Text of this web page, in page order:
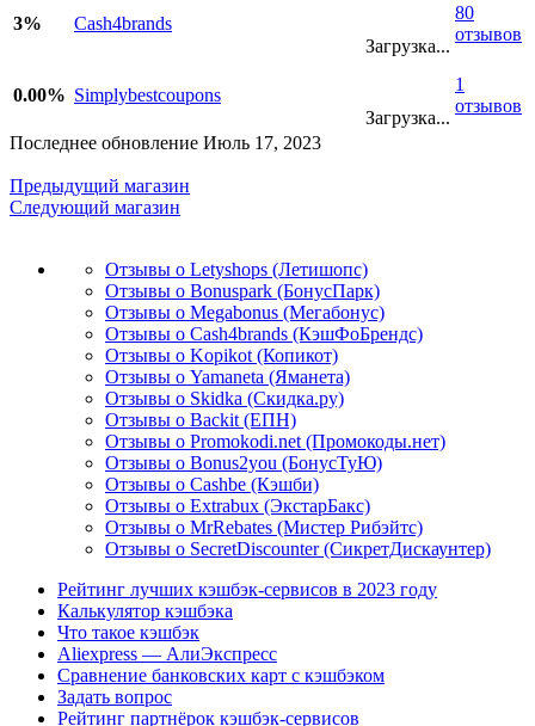
3%
Cash4brands
Загрузка...
80
отзывов
0.00% Simplybestcoupons
Загрузка...
1
отзывов
Последнее обновление Июль 17, 2023
Предыдущий магазин
Следующий магазин
Отзывы о Letyshops (Летишопс)
Отзывы о Bonuspark (БонусПарк)
Отзывы о Megabonus (Мегабонус)
Отзывы о Cash4brands (КэшФоБрендс)
Отзывы о Kopikot (Копикот)
Отзывы о Yamaneta (Яманета)
Отзывы о Skidka (Скидка.ру)
Отзывы о Backit (ЕПН)
Отзывы о Promokodi.net (Промокоды.нет)
Отзывы о Bonus2you (БонусТуЮ)
Отзывы о Cashbe (Кэшби)
Отзывы о Extrabux (ЭкстарБакс)
Отзывы о MrRebates (Мистер Рибэйтс)
Отзывы о SecretDiscounter (СикретДискаунтер)
Рейтинг лучших кэшбэк-сервисов в 2023 году
Калькулятор кэшбэка
Что такое кэшбэк
Aliexpress — АлиЭкспресс
Сравнение банковских карт с кэшбэком
Задать вопрос
Рейтинг партнёрок кэшбэк-сервисов